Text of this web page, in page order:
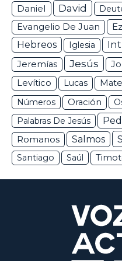
Daniel David
Evangelio De Juan
Hebreos
Iglesia
Jeremías Jesús
Levítico
Lucas
Números Oración
Palabras De Jesús
Romanos Salmos
Santiago
Saúl